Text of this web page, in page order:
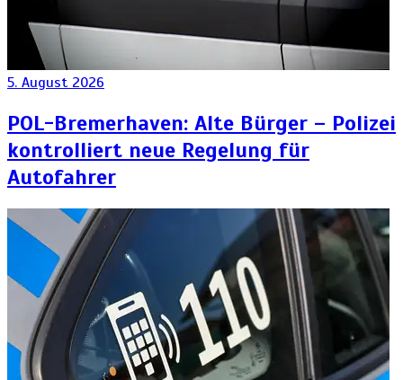
5. August 2026
POL-Bremerhaven: Alte Bürger – Polizei
kontrolliert neue Regelung für
Autofahrer